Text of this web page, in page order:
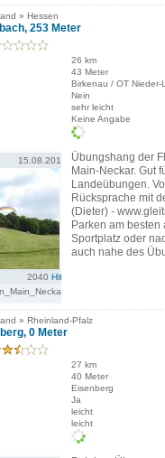
» Hessen
253 Meter
26 km
43 Meter
Birkenau / OT Nieder-
Nein
sehr leicht
Keine Angabe
15.08.2010
2040 Hits
Übungshang der
Main-Neckar. Gut
Landeübungen.
Rücksprache mit
(Dieter) -
Parken am
Sportplatz oder
auch nahe des
» Rheinland-Pfalz
0 Meter
27 km
40 Meter
Eisenberg
Ja
leicht
leicht